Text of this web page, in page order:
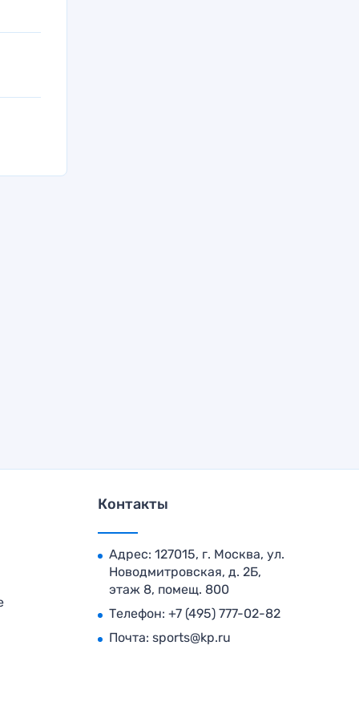
Контакты
Адрес: 127015, г. Москва, ул.
Новодмитровская, д. 2Б,
этаж 8, помещ. 800
Телефон: +7 (495) 777-02-82
Почта: sports@kp.ru